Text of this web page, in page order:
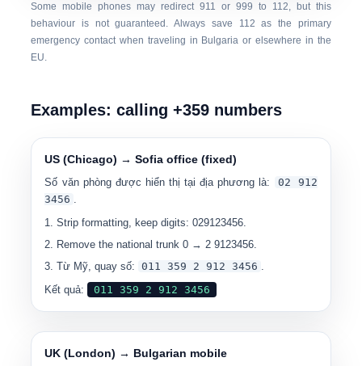
Some mobile phones may redirect 911 or 999 to 112, but this
behaviour is not guaranteed. Always save
112 as the primary
emergency contact when traveling in Bulgaria or elsewhere in the
EU.
Examples: calling +359 numbers
US (Chicago) → Sofia office (fixed)
Số văn phòng được hiển thị tại địa phương là: 02 912
3456 .
Strip formatting, keep digits: 029123456.
Remove the national trunk 0 → 2 9123456.
Từ Mỹ, quay số:
011 359 2 912 3456 .
Kết quả:
011 359 2 912 3456
UK (London) → Bulgarian mobile